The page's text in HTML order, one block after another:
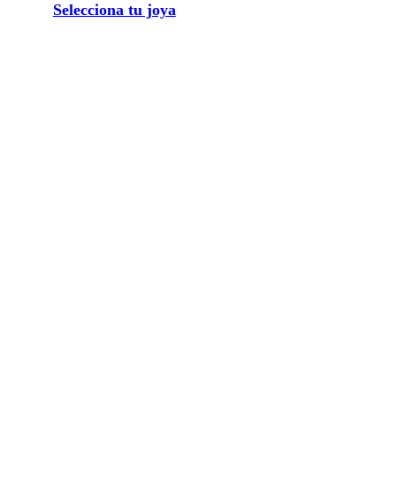
Selecciona tu joya